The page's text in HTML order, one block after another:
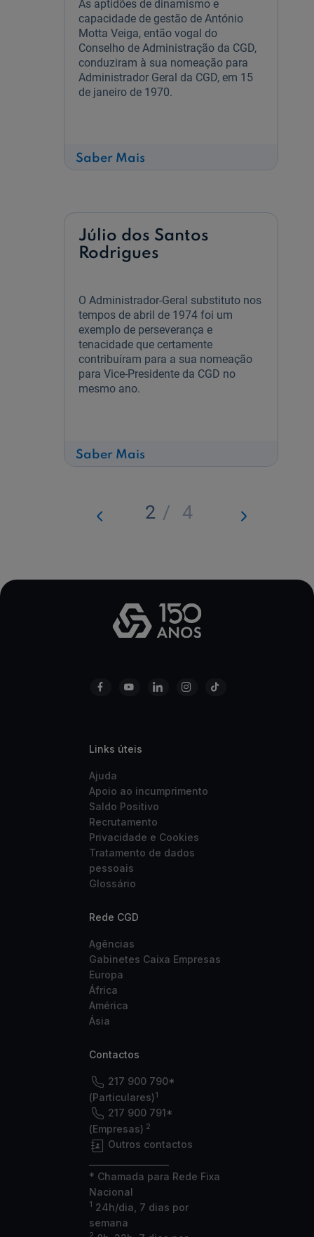
As aptidões de dinamismo e
capacidade de gestão de António
Motta Veiga, então vogal do
Conselho de Administração da CGD,
conduziram à sua nomeação para
Administrador Geral da CGD, em 15
de janeiro de 1970.
Saber Maissobre
António
Júlio dos Santos
Rodrigues
O Administrador-Geral substituto nos
tempos de abril de 1974 foi um
exemplo de perseverança e
tenacidade que certamente
contribuíram para a sua nomeação
para Vice-Presidente da CGD no
mesmo ano.
Saber Maissobre
Júlio
2 / 4
Links úteis
Ajuda
Apoio ao incumprimento
Saldo Positivo
Recrutamento
Privacidade e Cookies
Tratamento de dados
pessoais
Glossário
Rede CGD
Agências
Gabinetes Caixa Empresas
Europa
África
América
Ásia
Contactos
217 900 790*
(Particulares)1
217 900 791*
(Empresas) 2
Outros contactos
* Chamada para Rede Fixa
Nacional
1 24h/dia, 7 dias por
semana